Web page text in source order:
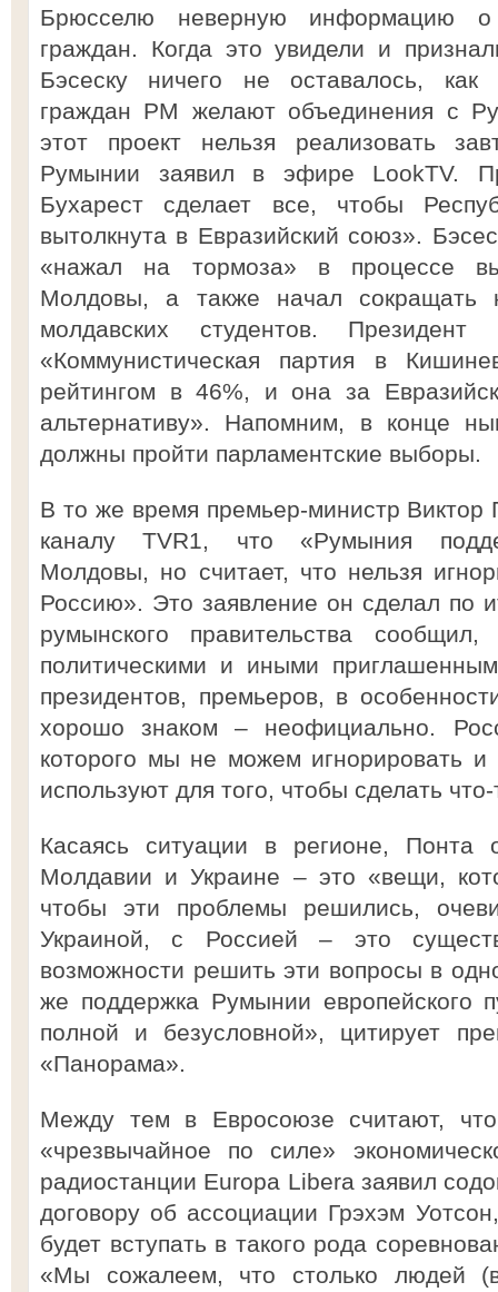
Брюсселю неверную информацию о
граждан. Когда это увидели и
Бэсеску ничего не оставалось,
граждан РМ желают объединения с
этот проект нельзя реализовать
Румынии заявил в эфире LookTV.
Бухарест сделает все, чтобы
вытолкнута в Евразийский союз».
«нажал на тормоза» в процессе
Молдовы, а также начал сокращать
молдавских студентов.
«Коммунистическая партия в
рейтингом в 46%, и она за
альтернативу». Напомним, в конце
должны пройти парламентские выборы.
В то же время премьер-министр
каналу TVR1, что «Румыния
Молдовы, но считает, что нельзя
Россию». Это заявление он сделал по
румынского правительства
политическими и иными
президентов, премьеров, в
хорошо знаком – неофициально.
которого мы не можем игнорировать
используют для того, чтобы сделать
Касаясь ситуации в регионе, Понта
Молдавии и Украине – это «вещи,
чтобы эти проблемы решились,
Украиной, с Россией – это
возможности решить эти вопросы в
же поддержка Румынии европейского
полной и безусловной», цитирует
«Панорама».
Между тем в Евросоюзе считают,
«чрезвычайное по силе»
радиостанции Europa Libera заявил
договору об ассоциации Грэхэм
будет вступать в такого рода
«Мы сожалеем, что столько людей (в